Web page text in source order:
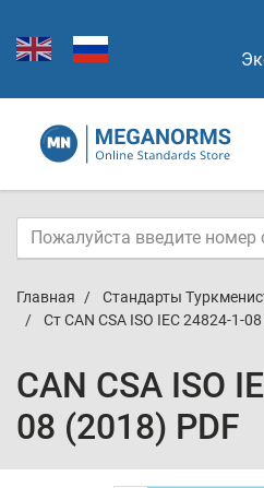
Главная Стандарты
Ст CAN CSA ISO IEC 24824-1-
CAN CSA ISO
08 (2018) PDF